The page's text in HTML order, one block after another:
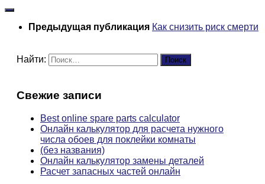
Предыдущая публикация Как снизить риск смерти
Найти:
Свежие записи
Best online spare parts calculator
Онлайн калькулятор для расчета нужного
числа обоев для поклейки комнаты
(без названия)
Онлайн калькулятор замены деталей
Расчет запасных частей онлайн